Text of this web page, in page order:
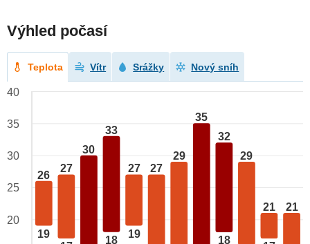
Výhled počasí
Teplota Vítr Srážky Nový sníh
26
19
27
30
33
18
27
19
27
29
35
32
18
29
21 21
40
35
30
25
20